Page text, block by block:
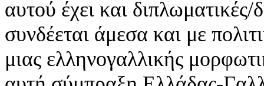
αυτού έχει και διπλωματικές/
συνδέεται άμεσα και με
μιας ελληνογαλλικής